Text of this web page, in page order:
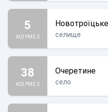
5
AQI PM2.5
Новотроїцьке
селище
38
AQI PM2.5
Очеретине
село